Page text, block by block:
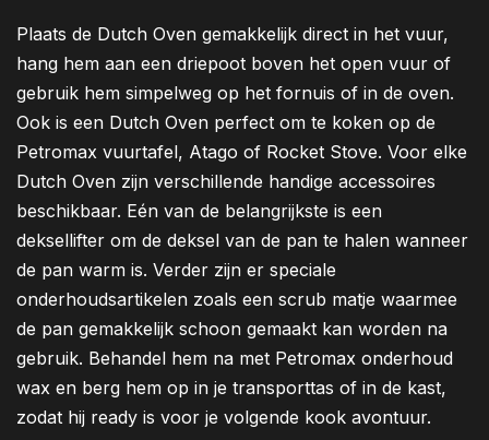
Plaats de Dutch Oven gemakkelijk direct in het vuur,
hang hem aan een driepoot boven het open vuur of
gebruik hem simpelweg op het fornuis of in de oven.
Ook is een Dutch Oven perfect om te koken op de
Petromax vuurtafel, Atago of Rocket Stove. Voor elke
Dutch Oven zijn verschillende handige accessoires
beschikbaar. Eén van de belangrijkste is een
deksellifter om de deksel van de pan te halen wanneer
de pan warm is. Verder zijn er speciale
onderhoudsartikelen zoals een scrub matje waarmee
de pan gemakkelijk schoon gemaakt kan worden na
gebruik. Behandel hem na met Petromax onderhoud
wax en berg hem op in je transporttas of in de kast,
zodat hij ready is voor je volgende kook avontuur.